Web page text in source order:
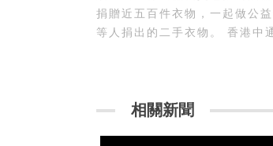
捐贈近五百件衣物，一起做公
等人捐出的二手衣物。 香港中
相關新聞